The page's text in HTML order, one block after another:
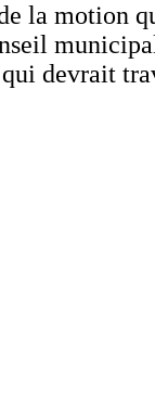
la motion
devrait